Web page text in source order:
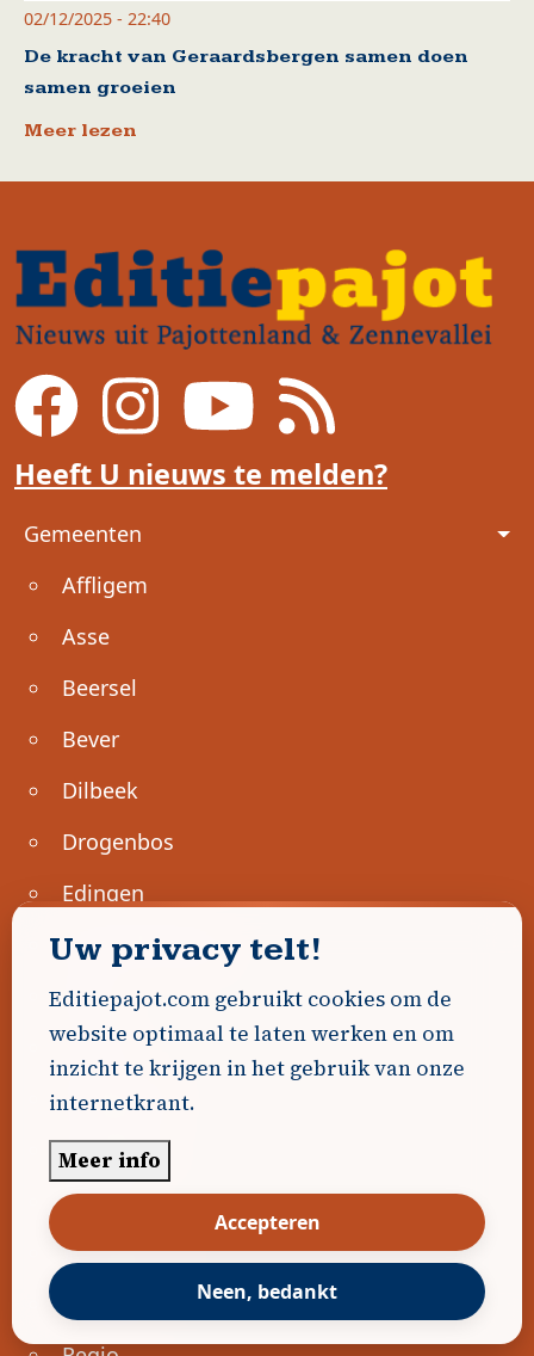
02/12/2025 - 22:40
De kracht van Geraardsbergen samen doen
samen groeien
Meer lezen
Heeft U nieuws te melden?
Voet
Gemeenten
Affligem
Asse
Beersel
Bever
Dilbeek
Drogenbos
Edingen
Geraardsbergen
Halle
Lennik
Liedekerke
Linkebeek
Ninove
Pajottegem
Uw privacy telt!
Editiepajot.com gebruikt cookies om de
website optimaal te laten werken en om
inzicht te krijgen in het gebruik van onze
internetkrant.
Meer info
Accepteren
Neen, bedankt